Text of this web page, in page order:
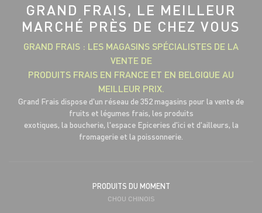
GRAND FRAIS, LE MEILLEUR
MARCHÉ PRÈS DE CHEZ VOUS
GRAND FRAIS : LES MAGASINS SPÉCIALISTES DE LA
VENTE DE
PRODUITS FRAIS EN FRANCE ET EN BELGIQUE AU
MEILLEUR PRIX.
Grand Frais dispose d'un réseau de 352 magasins pour la vente de
fruits et légumes frais, les produits
exotiques, la boucherie, l'espace Epiceries d'ici et d'ailleurs, la
fromagerie et la poissonnerie.
PRODUITS DU MOMENT
CHOU CHINOIS